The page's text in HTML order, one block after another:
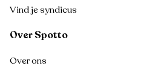
Vind je syndicus
Over Spotto
Over ons